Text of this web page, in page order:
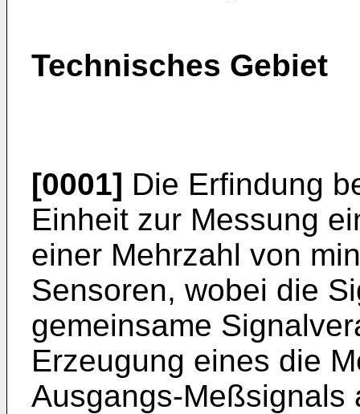
Technisches Gebiet
[0001] Die Erfindung
Einheit zur Messung
einer Mehrzahl von
Sensoren, wobei die
gemeinsame
Erzeugung eines die
Ausgangs-Meßsignals